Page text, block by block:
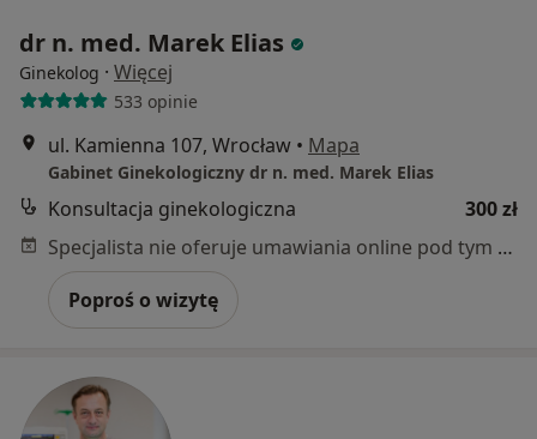
dr n. med. Marek Elias
Ginekolog · Więcej
533 opinie
ul. Kamienna 107, Wrocław • Mapa
Gabinet Ginekologiczny dr n. med. Marek Elias
Konsultacja ginekologiczna
300 zł
Specjalista nie oferuje umawiania online pod tym adresem.
Poproś o wizytę